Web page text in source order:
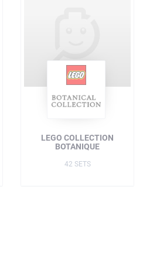
LEGO COLLECTION
BOTANIQUE
42 SETS